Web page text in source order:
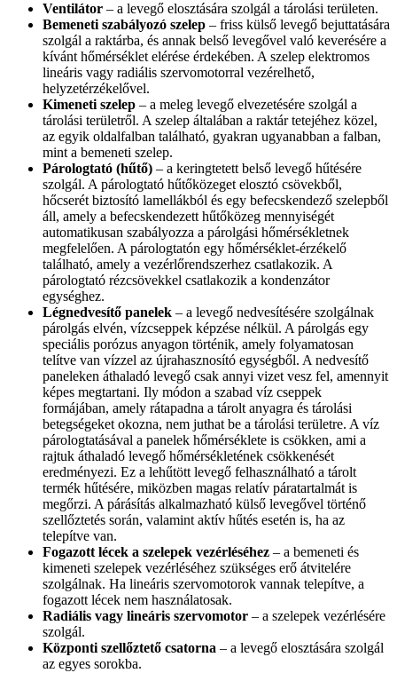
Ventilátor – a levegő elosztására szolgál a tárolási területen.
Bemeneti szabályozó szelep – friss külső levegő bejuttatására
szolgál a raktárba, és annak belső levegővel való keverésére a
kívánt hőmérséklet elérése érdekében. A szelep elektromos
lineáris vagy radiális szervomotorral vezérelhető,
helyzetérzékelővel.
Kimeneti szelep – a meleg levegő elvezetésére szolgál a
tárolási területről. A szelep általában a raktár tetejéhez közel,
az egyik oldalfalban található, gyakran ugyanabban a falban,
mint a bemeneti szelep.
Párologtató (hűtő) – a keringtetett belső levegő hűtésére
szolgál. A párologtató hűtőközeget elosztó csövekből,
hőcserét biztosító lamellákból és egy befecskendező szelepből
áll, amely a befecskendezett hűtőközeg mennyiségét
automatikusan szabályozza a párolgási hőmérsékletnek
megfelelően. A párologtatón egy hőmérséklet-érzékelő
található, amely a vezérlőrendszerhez csatlakozik. A
párologtató rézcsövekkel csatlakozik a kondenzátor
egységhez.
Légnedvesítő panelek – a levegő nedvesítésére szolgálnak
párolgás elvén, vízcseppek képzése nélkül. A párolgás egy
speciális porózus anyagon történik, amely folyamatosan
telítve van vízzel az újrahasznosító egységből. A nedvesítő
paneleken áthaladó levegő csak annyi vizet vesz fel, amennyit
képes megtartani. Ily módon a szabad víz cseppek
formájában, amely rátapadna a tárolt anyagra és tárolási
betegségeket okozna, nem juthat be a tárolási területre. A víz
párologtatásával a panelek hőmérséklete is csökken, ami a
rajtuk áthaladó levegő hőmérsékletének csökkenését
eredményezi. Ez a lehűtött levegő felhasználható a tárolt
termék hűtésére, miközben magas relatív páratartalmát is
megőrzi. A párásítás alkalmazható külső levegővel történő
szellőztetés során, valamint aktív hűtés esetén is, ha az
telepítve van.
Fogazott lécek a szelepek vezérléséhez – a bemeneti és
kimeneti szelepek vezérléséhez szükséges erő átvitelére
szolgálnak. Ha lineáris szervomotorok vannak telepítve, a
fogazott lécek nem használatosak.
Radiális vagy lineáris szervomotor – a szelepek vezérlésére
szolgál.
Központi szellőztető csatorna – a levegő elosztására szolgál
az egyes sorokba.